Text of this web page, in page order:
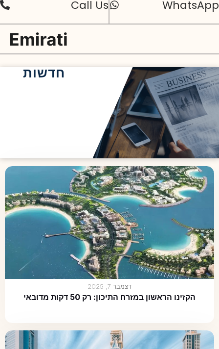
WhatsApp
Call Us
חדשות
דצמבר 7, 2025
הקזינו הראשון במזרח התיכון: רק 50 דקות מדובאי